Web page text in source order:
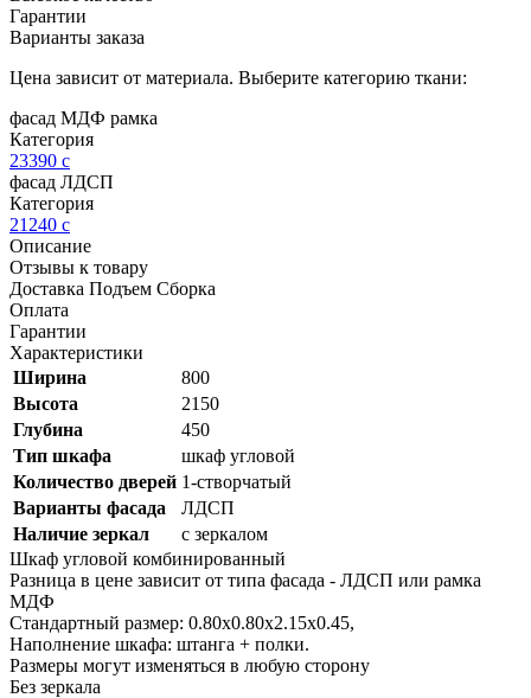
Гарантии
Варианты заказа
Цена зависит от материала. Выберите категорию ткани:
фасад МДФ рамка
Категория
23390 c
фасад ЛДСП
Категория
21240 c
Описание
Отзывы к товару
Доставка Подъем Сборка
Оплата
Гарантии
Характеристики
Ширина
800
Высота
2150
Глубина
450
Тип шкафа
шкаф угловой
Количество дверей 1-створчатый
Варианты фасада
ЛДСП
Наличие зеркал
с зеркалом
Шкаф угловой комбинированный
Разница в цене зависит от типа фасада - ЛДСП или рамка
МДФ
Стандартный размер: 0.80х0.80х2.15х0.45,
Наполнение шкафа: штанга + полки.
Размеры могут изменяться в любую сторону
Без зеркала